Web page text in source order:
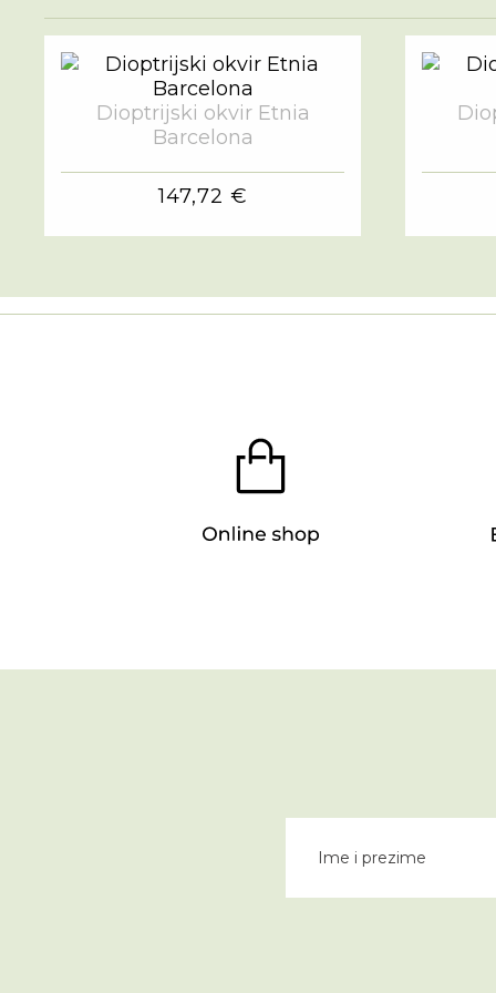
Dioptrijski okvir Etnia
Barcelona
147,72 €